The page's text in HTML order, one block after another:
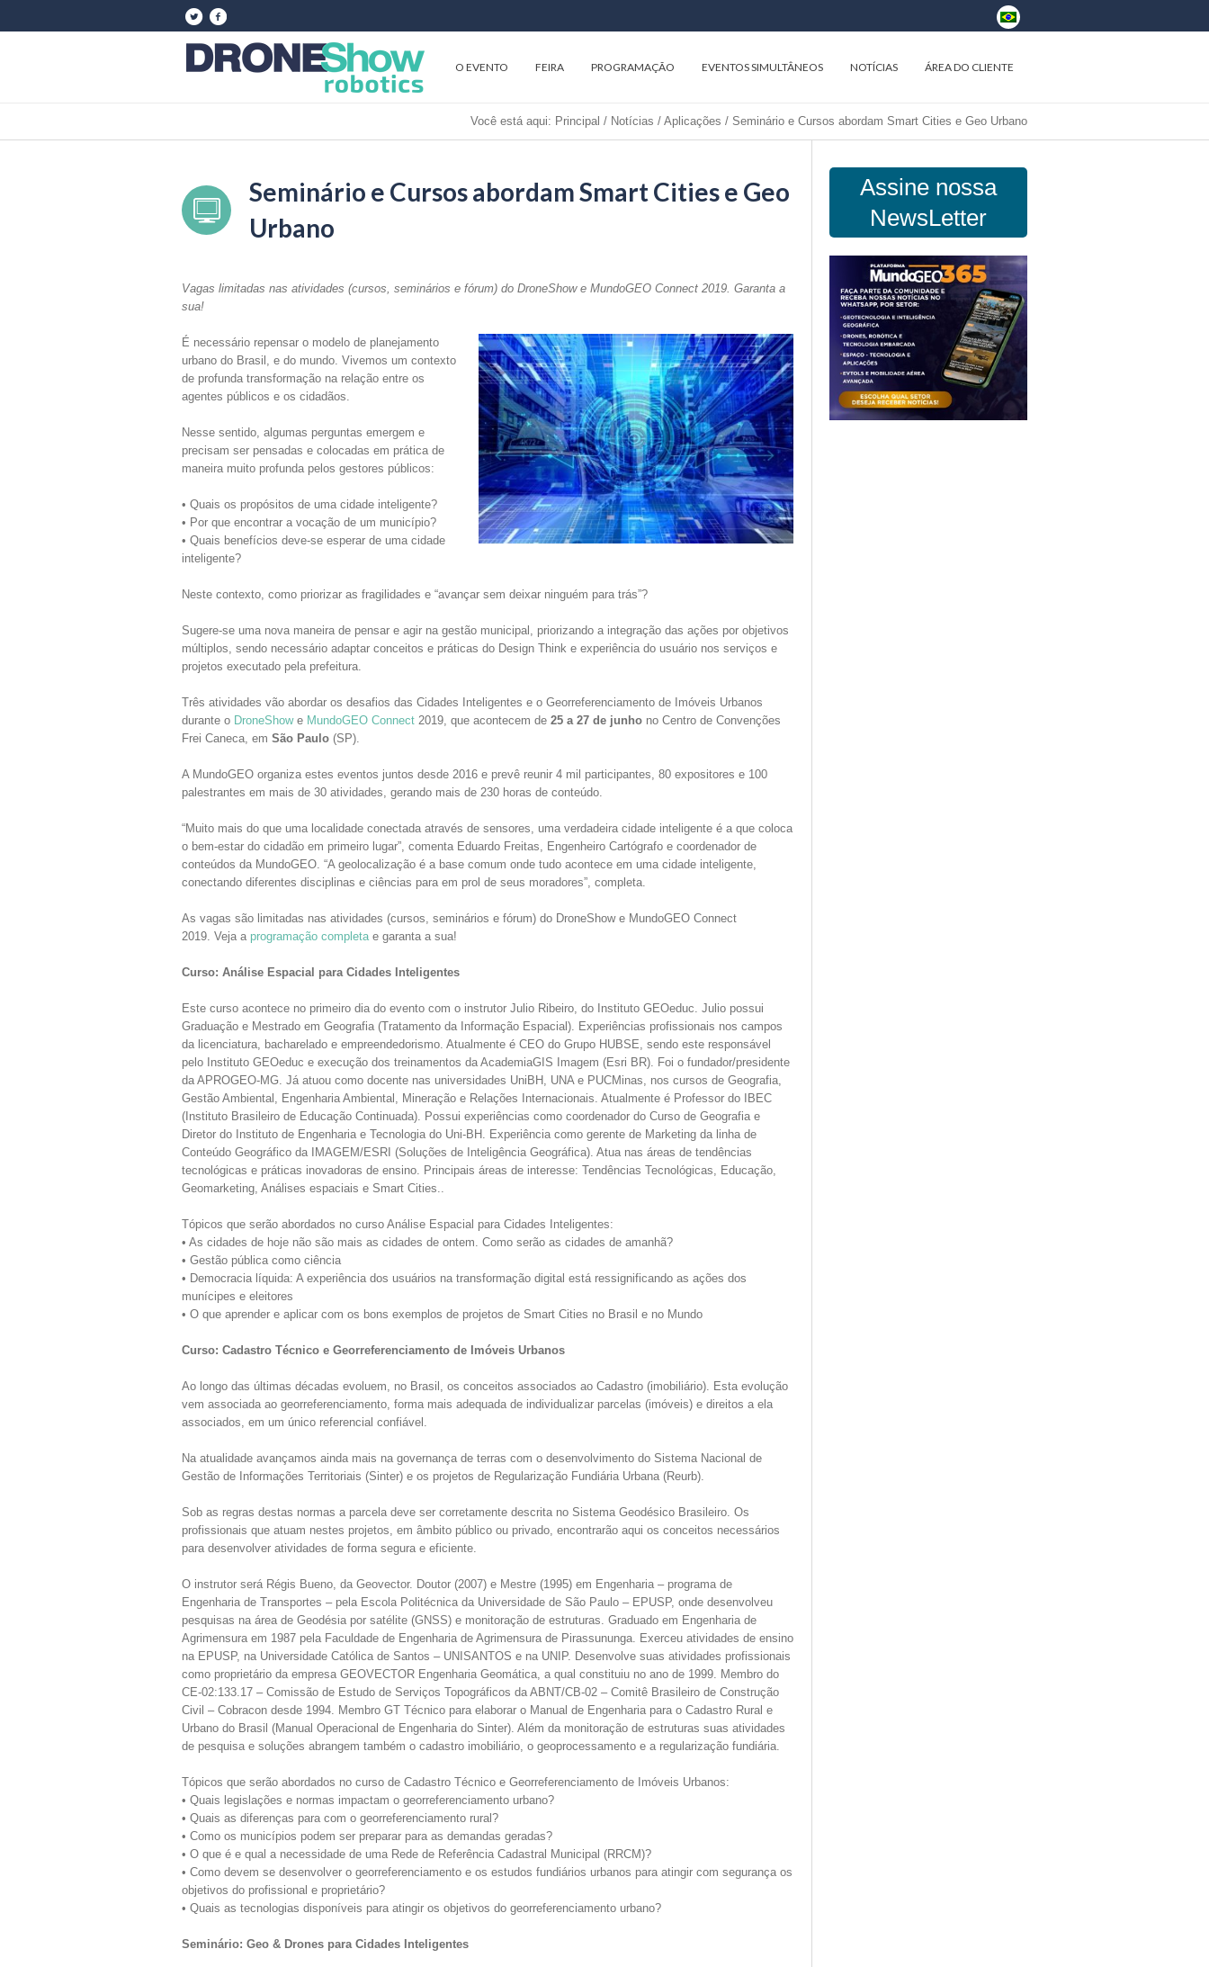
O EVENTO FEIRA PROGRAMAÇÃO EVENTOS SIMULTÂNEOS NOTÍCIAS ÁREA DO CLIENTE
Você está aqui: Principal / Notícias / Aplicações / Seminário e Cursos abordam Smart Cities e Geo Urbano
Seminário e Cursos abordam Smart Cities e Geo
Urbano
Vagas limitadas nas atividades (cursos, seminários e fórum) do DroneShow e MundoGEO Connect 2019. Garanta a
sua!
É necessário repensar o modelo de planejamento
urbano do Brasil, e do mundo. Vivemos um contexto
de profunda transformação na relação entre os
agentes públicos e os cidadãos.
Nesse sentido, algumas perguntas emergem e
precisam ser pensadas e colocadas em prática de
maneira muito profunda pelos gestores públicos:
• Quais os propósitos de uma cidade inteligente?
• Por que encontrar a vocação de um município?
• Quais benefícios deve-se esperar de uma cidade
inteligente?
Neste contexto, como priorizar as fragilidades e “avançar sem deixar ninguém para trás”?
Sugere-se uma nova maneira de pensar e agir na gestão municipal, priorizando a integração das ações por objetivos
múltiplos, sendo necessário adaptar conceitos e práticas do Design Think e experiência do usuário nos serviços e
projetos executado pela prefeitura.
Três atividades vão abordar os desafios das Cidades Inteligentes e o Georreferenciamento de Imóveis Urbanos
durante o DroneShowe MundoGEO Connect 2019, que acontecem de 25 a 27 de junho no Centro de Convenções
Frei Caneca, em São Paulo (SP).
A MundoGEO organiza estes eventos juntos desde 2016 e prevê reunir 4 mil participantes, 80 expositores e 100
palestrantes em mais de 30 atividades, gerando mais de 230 horas de conteúdo.
“Muito mais do que uma localidade conectada através de sensores, uma verdadeira cidade inteligente é a que coloca
o bem-estar do cidadão em primeiro lugar”, comenta Eduardo Freitas, Engenheiro Cartógrafo e coordenador de
conteúdos da MundoGEO. “A geolocalização é a base comum onde tudo acontece em uma cidade inteligente,
conectando diferentes disciplinas e ciências para em prol de seus moradores”, completa.
As vagas são limitadas nas atividades (cursos, seminários e fórum) do DroneShow e MundoGEO Connect
2019. Veja a programação completae garanta a sua!
Curso: Análise Espacial para Cidades Inteligentes
Este curso acontece no primeiro dia do evento com o instrutor Julio Ribeiro, do Instituto GEOeduc. Julio possui
Graduação e Mestrado em Geografia (Tratamento da Informação Espacial). Experiências profissionais nos campos
da licenciatura, bacharelado e empreendedorismo. Atualmente é CEO do Grupo HUBSE, sendo este responsável
pelo Instituto GEOeduc e execução dos treinamentos da AcademiaGIS Imagem (Esri BR). Foi o fundador/presidente
da APROGEO-MG. Já atuou como docente nas universidades UniBH, UNA e PUCMinas, nos cursos de Geografia,
Gestão Ambiental, Engenharia Ambiental, Mineração e Relações Internacionais. Atualmente é Professor do IBEC
(Instituto Brasileiro de Educação Continuada). Possui experiências como coordenador do Curso de Geografia e
Diretor do Instituto de Engenharia e Tecnologia do Uni-BH. Experiência como gerente de Marketing da linha de
Conteúdo Geográfico da IMAGEM/ESRI (Soluções de Inteligência Geográfica). Atua nas áreas de tendências
tecnológicas e práticas inovadoras de ensino. Principais áreas de interesse: Tendências Tecnológicas, Educação,
Geomarketing, Análises espaciais e Smart Cities..
Tópicos que serão abordados no curso Análise Espacial para Cidades Inteligentes:
• As cidades de hoje não são mais as cidades de ontem. Como serão as cidades de amanhã?
• Gestão pública como ciência
• Democracia líquida: A experiência dos usuários na transformação digital está ressignificando as ações dos
munícipes e eleitores
• O que aprender e aplicar com os bons exemplos de projetos de Smart Cities no Brasil e no Mundo
Curso: Cadastro Técnico e Georreferenciamento de Imóveis Urbanos
Ao longo das últimas décadas evoluem, no Brasil, os conceitos associados ao Cadastro (imobiliário). Esta evolução
vem associada ao georreferenciamento, forma mais adequada de individualizar parcelas (imóveis) e direitos a ela
associados, em um único referencial confiável.
Na atualidade avançamos ainda mais na governança de terras com o desenvolvimento do Sistema Nacional de
Gestão de Informações Territoriais (Sinter) e os projetos de Regularização Fundiária Urbana (Reurb).
Sob as regras destas normas a parcela deve ser corretamente descrita no Sistema Geodésico Brasileiro. Os
profissionais que atuam nestes projetos, em âmbito público ou privado, encontrarão aqui os conceitos necessários
para desenvolver atividades de forma segura e eficiente.
O instrutor será Régis Bueno, da Geovector. Doutor (2007) e Mestre (1995) em Engenharia – programa de
Engenharia de Transportes – pela Escola Politécnica da Universidade de São Paulo – EPUSP, onde desenvolveu
pesquisas na área de Geodésia por satélite (GNSS) e monitoração de estruturas. Graduado em Engenharia de
Agrimensura em 1987 pela Faculdade de Engenharia de Agrimensura de Pirassununga. Exerceu atividades de ensino
na EPUSP, na Universidade Católica de Santos – UNISANTOS e na UNIP. Desenvolve suas atividades profissionais
como proprietário da empresa GEOVECTOR Engenharia Geomática, a qual constituiu no ano de 1999. Membro do
CE-02:133.17 – Comissão de Estudo de Serviços Topográficos da ABNT/CB-02 – Comitê Brasileiro de Construção
Civil – Cobracon desde 1994. Membro GT Técnico para elaborar o Manual de Engenharia para o Cadastro Rural e
Urbano do Brasil (Manual Operacional de Engenharia do Sinter). Além da monitoração de estruturas suas atividades
de pesquisa e soluções abrangem também o cadastro imobiliário, o geoprocessamento e a regularização fundiária.
Tópicos que serão abordados no curso de Cadastro Técnico e Georreferenciamento de Imóveis Urbanos:
• Quais legislações e normas impactam o georreferenciamento urbano?
• Quais as diferenças para com o georreferenciamento rural?
• Como os municípios podem ser preparar para as demandas geradas?
• O que é e qual a necessidade de uma Rede de Referência Cadastral Municipal (RRCM)?
• Como devem se desenvolver o georreferenciamento e os estudos fundiários urbanos para atingir com segurança os
objetivos do profissional e proprietário?
• Quais as tecnologias disponíveis para atingir os objetivos do georreferenciamento urbano?
Seminário: Geo & Drones para Cidades Inteligentes
Assine nossa
NewsLetter